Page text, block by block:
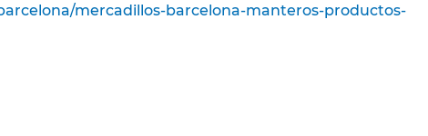
mercadillos-barcelona-manteros-productos-